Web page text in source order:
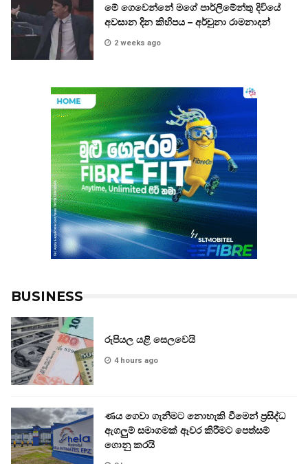
මේ ගෙවෙන්නේ මගේ පාර්ලිමේන්තු දිවියේ
අවසාන දින කිහිපය – අර්චුනා රාමනාදන්
2 weeks ago
BUSINESS
රුපියල යළි සෙලවෙයි
4 hours ago
ණය ගෙවා ගැනීමට නොහැකි වීමෙන් ප්‍රසිද්ධ
ඇගලුම් සමාගමක් ඈවර කිරීමට පෙත්සම්
ගොනු කරයි